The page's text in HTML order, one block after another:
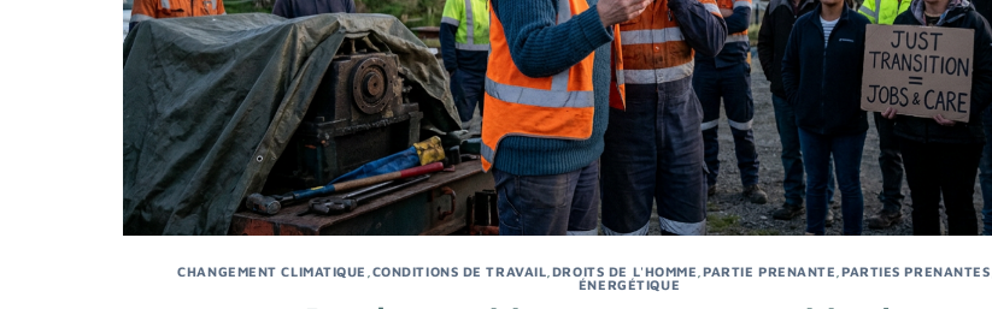
CHANGEMENT CLIMATIQUE CONDITIONS DE TRAVAIL DROITS DE L'HOMME ,PARTIE PRENANTE PARTIES PRENANTES
ÉNERGÉTIQUE